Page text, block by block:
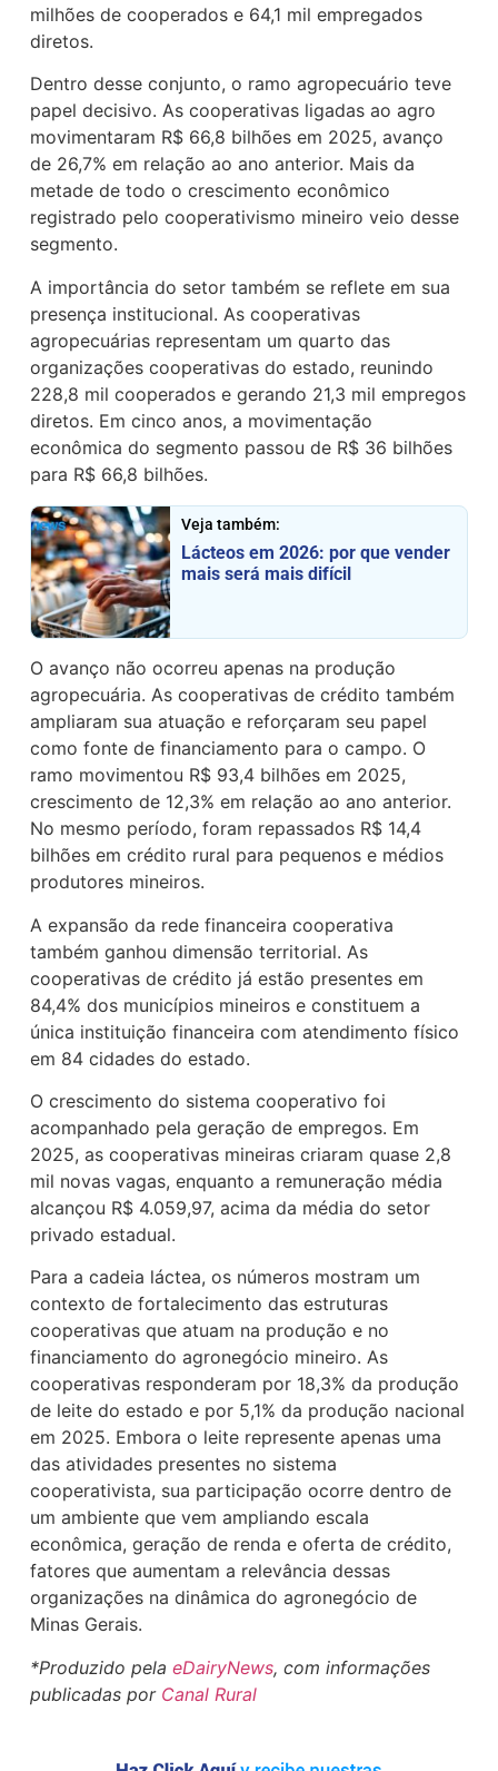
milhões de cooperados e 64,1 mil empregados
diretos.
Dentro desse conjunto, o ramo agropecuário teve
papel decisivo. As cooperativas ligadas ao agro
movimentaram R$ 66,8 bilhões em 2025, avanço
de 26,7% em relação ao ano anterior. Mais da
metade de todo o crescimento econômico
registrado pelo cooperativismo mineiro veio desse
segmento.
A importância do setor também se reflete em sua
presença institucional. As cooperativas
agropecuárias representam um quarto das
organizações cooperativas do estado, reunindo
228,8 mil cooperados e gerando 21,3 mil empregos
diretos. Em cinco anos, a movimentação
econômica do segmento passou de R$ 36 bilhões
para R$ 66,8 bilhões.
Veja também:
Lácteos em 2026: por que vender
mais será mais difícil
O avanço não ocorreu apenas na produção
agropecuária. As cooperativas de crédito também
ampliaram sua atuação e reforçaram seu papel
como fonte de financiamento para o campo. O
ramo movimentou R$ 93,4 bilhões em 2025,
crescimento de 12,3% em relação ao ano anterior.
No mesmo período, foram repassados R$ 14,4
bilhões em crédito rural para pequenos e médios
produtores mineiros.
A expansão da rede financeira cooperativa
também ganhou dimensão territorial. As
cooperativas de crédito já estão presentes em
84,4% dos municípios mineiros e constituem a
única instituição financeira com atendimento físico
em 84 cidades do estado.
O crescimento do sistema cooperativo foi
acompanhado pela geração de empregos. Em
2025, as cooperativas mineiras criaram quase 2,8
mil novas vagas, enquanto a remuneração média
alcançou R$ 4.059,97, acima da média do setor
privado estadual.
Para a cadeia láctea, os números mostram um
contexto de fortalecimento das estruturas
cooperativas que atuam na produção e no
financiamento do agronegócio mineiro. As
cooperativas responderam por 18,3% da produção
de leite do estado e por 5,1% da produção nacional
em 2025. Embora o leite represente apenas uma
das atividades presentes no sistema
cooperativista, sua participação ocorre dentro de
um ambiente que vem ampliando escala
econômica, geração de renda e oferta de crédito,
fatores que aumentam a relevância dessas
organizações na dinâmica do agronegócio de
Minas Gerais.
*Produzido pelaeDairyNews, com informações
publicadas por Canal Rural